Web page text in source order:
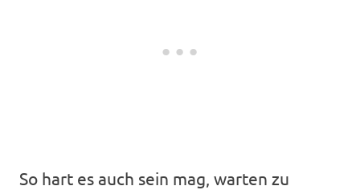
So hart es auch sein mag, warten zu